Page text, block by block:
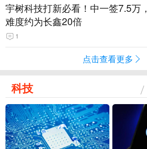
宇树科技打新必看！中一签7.5万，
难度约为长鑫20倍
1
点击查看更多
科技